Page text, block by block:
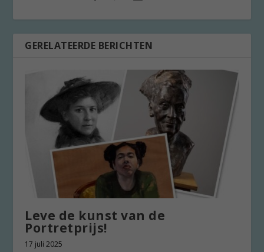
GERELATEERDE BERICHTEN
Leve de kunst van de
Portretprijs!
17 juli 2025